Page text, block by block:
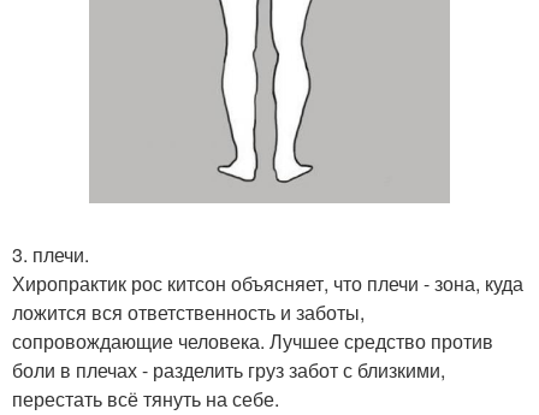
3. плечи.
Хиропрактик рос китсон объясняет, что плечи - зона, куда
ложится вся ответственность и заботы,
сопровождающие человека. Лучшее средство против
боли в плечах - разделить груз забот с близкими,
перестать всё тянуть на себе.